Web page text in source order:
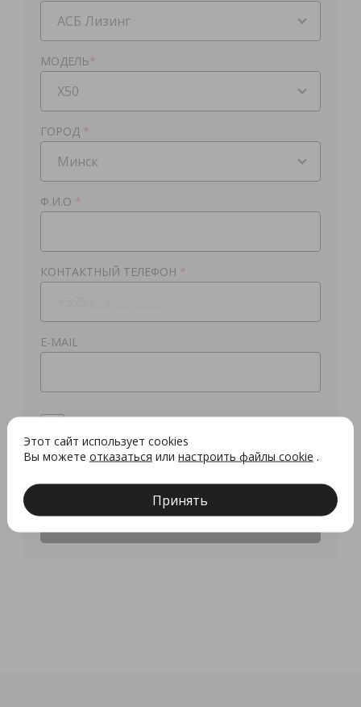
АСБ Лизинг
МОДЕЛЬ*
X50
ГОРОД *
Минск
Ф.И.О *
КОНТАКТНЫЙ ТЕЛЕФОН *
E-MAIL
данных
Этот сайт использует cookies
Вы можете отказаться или настроить файлы cookie .
Принять